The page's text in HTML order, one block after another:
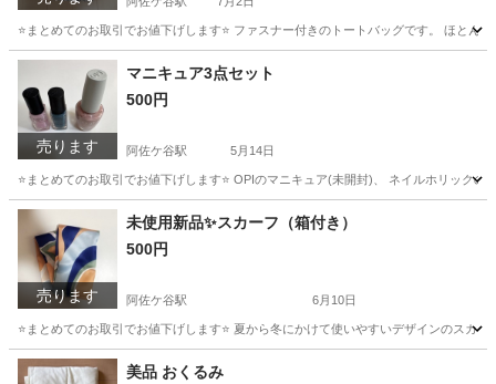
⭐️まとめてのお取引でお値下げします⭐️ ファスナー付きのトートバッグです。 ほと
東京 杉並区 阿佐ケ谷駅 バッグ
売ります
マニキュア3点セット
500円
阿佐ケ谷駅 5月14日
⭐️まとめてのお取引でお値下げします⭐️ OPIのマニキュア(未開封)、 ネイルホリック
東京 杉並区 阿佐ケ谷駅 ネイル マニキュア
売ります
未使用新品✨スカーフ（箱付き）
500円
阿佐ケ谷駅 6月10日
⭐️まとめてのお取引でお値下げします⭐️ 夏から冬にかけて使いやすいデザインのスカ
東京 杉並区 阿佐ケ谷駅
美品 おくるみ